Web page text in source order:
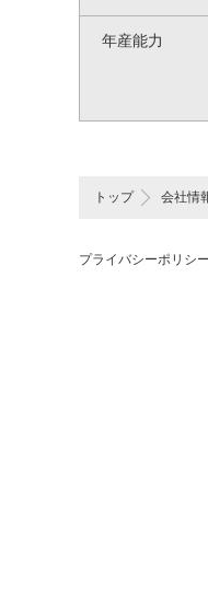
年産能力
トップ 会社情
プライバシーポリシ